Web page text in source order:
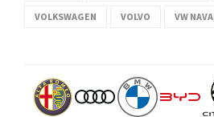
VOLKSWAGEN VOLVO VW